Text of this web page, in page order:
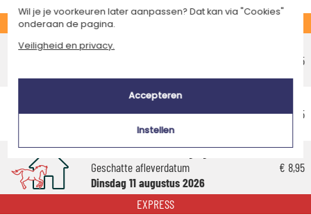
Voordelig afhaalpunt
Donderdag 13 augustus 2026
€ 5,25
Voordelig thuisbezorging
Geschatte afleverdatum
Vrijdag 14 augustus 2026
€ 5,95
Standaard thuisbezorging
Geschatte afleverdatum
Dinsdag 11 augustus 2026
€ 8,95
EXPRESS
Wil je je voorkeuren later aanpassen? Dat kan via "Cookies"
onderaan de pagina.
Veiligheid en privacy.
Accepteren
Instellen